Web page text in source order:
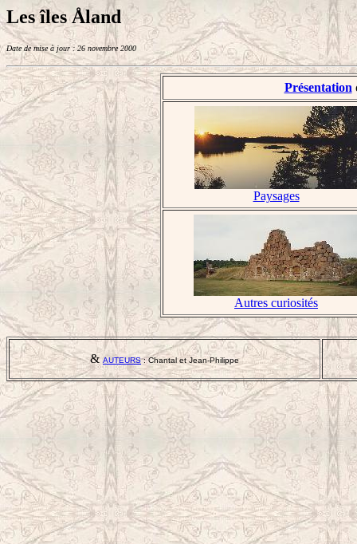
Les îles Åland
Date de mise à jour : 26 novembre 2000
Présentation
Paysages
Autres curiosités
& AUTEURS: Chantal et Jean-Philippe